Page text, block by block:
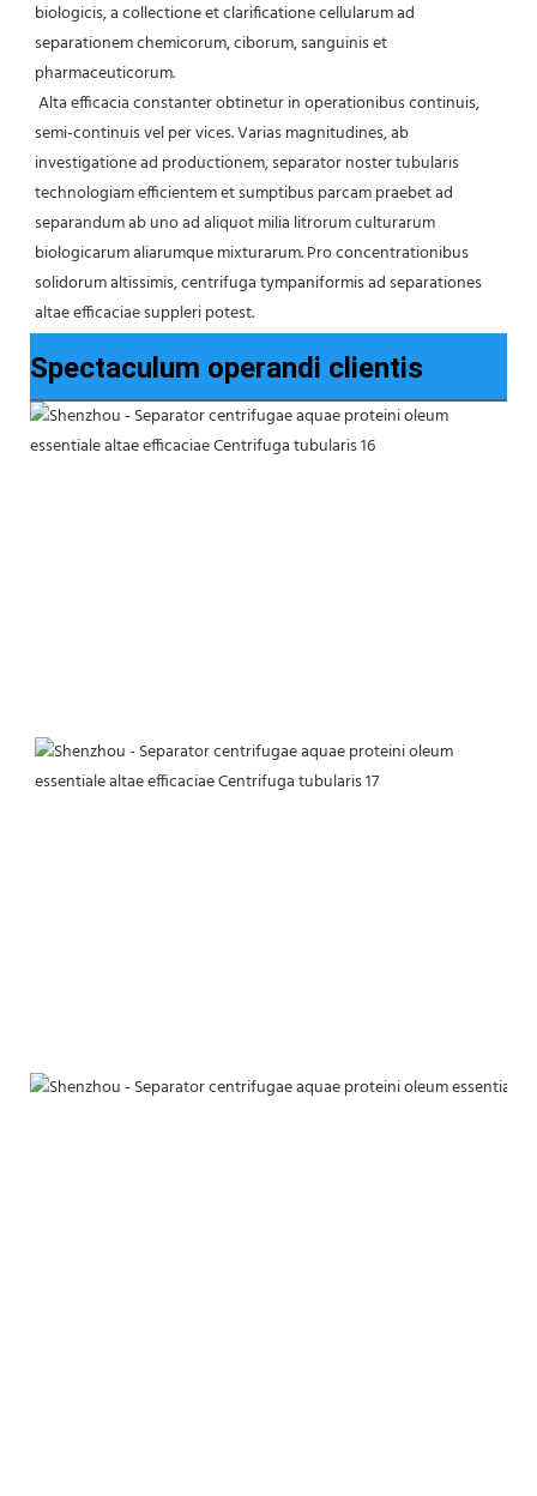
biologicis, a collectione et clarificatione cellularum ad
separationem chemicorum, ciborum, sanguinis et
pharmaceuticorum.
semi-continuis vel per vices. Varias magnitudines, ab
investigatione ad productionem, separator noster tubularis
technologiam efficientem et sumptibus parcam praebet ad
separandum ab uno ad aliquot milia litrorum culturarum
biologicarum aliarumque mixturarum. Pro concentrationibus
solidorum altissimis, centrifuga tympaniformis ad separationes
altae efficaciae suppleri potest.
Spectaculum operandi clientis